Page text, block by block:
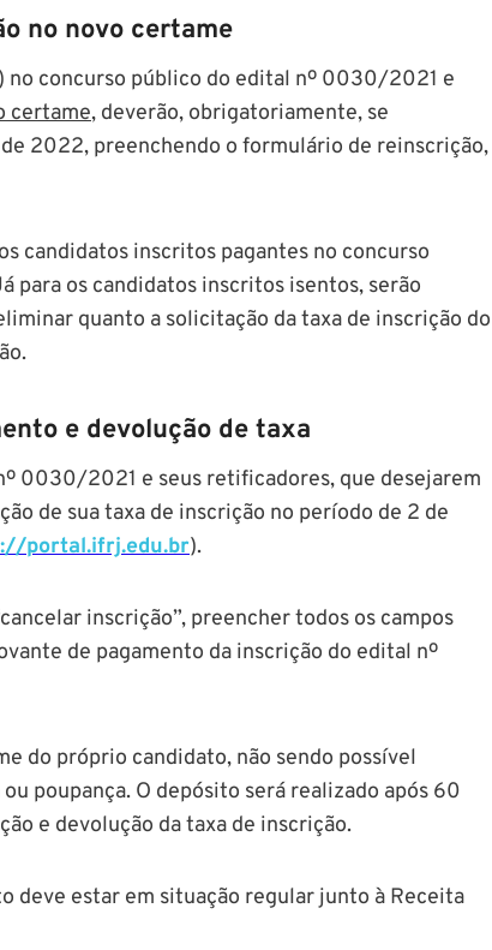
no novo certame
no concurso público do edital nº 0030/2021 e
certame, deverão, obrigatoriamente, se
2022, preenchendo o formulário de reinscrição,
candidatos inscritos pagantes no concurso
os candidatos inscritos isentos, serão
quanto a solicitação da taxa de inscrição do
e devolução de taxa
0030/2021 e seus retificadores, que desejarem
de sua taxa de inscrição no período de 2 de
portal.ifrj.edu.br).
inscrição”, preencher todos os campos
de pagamento da inscrição do edital nº
do próprio candidato, não sendo possível
poupança. O depósito será realizado após 60
e devolução da taxa de inscrição.
deve estar em situação regular junto à Receita